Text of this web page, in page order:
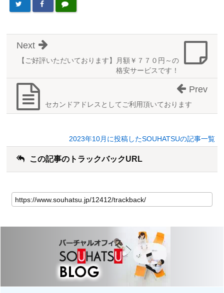
【ご好評いただいております】月額￥７７０円～の
格安サービスです！
Next
セカンドアドレスとしてご利用頂いております
Prev
2023年10月に投稿したSOUHATSUの記事一覧
この記事のトラックバックURL